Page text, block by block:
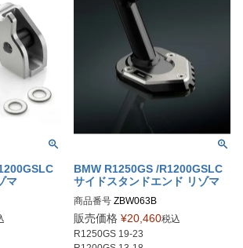
マ
BMW R1250GS /R1200GSLC
サイドスタンドエンド リゾマ
商品番号 ZBW063B
販売価格 ¥20,460税込
R1250GS 19-23